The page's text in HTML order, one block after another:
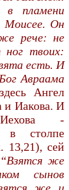
в пламени
Моисее. Он
рече: не
ног твоих:
есть. И
Авраама
Ангел
и Иакова. И
-
в столпе
13,21), сей
Взятся же
сынов